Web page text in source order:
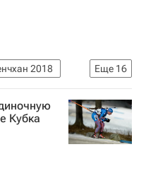
Еще 16
2018
Биатлон
Гросс
Кубка